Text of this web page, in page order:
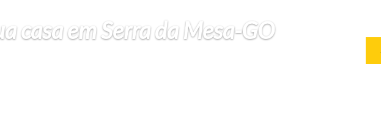
casa em Serra da Mesa-GO